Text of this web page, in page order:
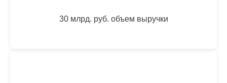
30 млрд. руб. объем выручки